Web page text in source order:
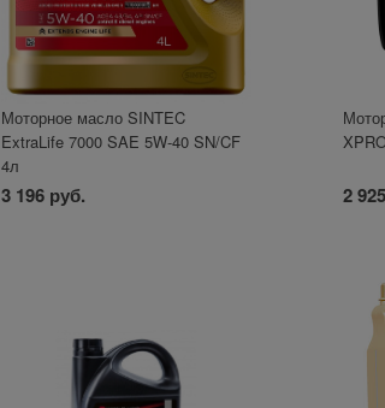
Моторное масло SINTEC
ExtraLife 7000 SAE 5W-40 SN/CF
4л
3 196 руб. 2